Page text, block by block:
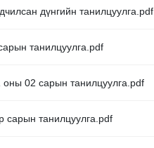
дүнгийн танилцуулга.pdf
танилцуулга.pdf
02 сарын танилцуулга.pdf
сарын танилцуулга.pdf